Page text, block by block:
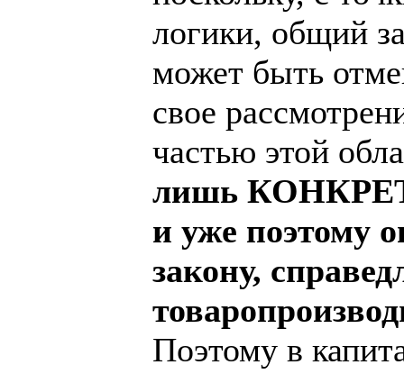
логики, общий
может быть
свое
частью этой
лишь
и уже поэтому
закону,
Поэтому в